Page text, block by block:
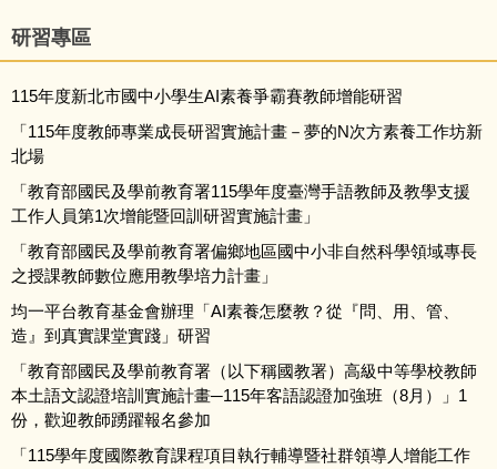
活動影音
午餐專區
研習專區
115年度新北市國中小學生AI素養爭霸賽教師增能研習
「115年度教師專業成長研習實施計畫－夢的N次方素養工作坊新
北場
「教育部國民及學前教育署115學年度臺灣手語教師及教學支援
工作人員第1次增能暨回訓研習實施計畫」
「教育部國民及學前教育署偏鄉地區國中小非自然科學領域專長
之授課教師數位應用教學培力計畫」
均一平台教育基金會辦理「AI素養怎麼教？從『問、用、管、
造』到真實課堂實踐」研習
「教育部國民及學前教育署（以下稱國教署）高級中等學校教師
本土語文認證培訓實施計畫─115年客語認證加強班（8月）」1
份，歡迎教師踴躍報名參加
「115學年度國際教育課程項目執行輔導暨社群領導人增能工作